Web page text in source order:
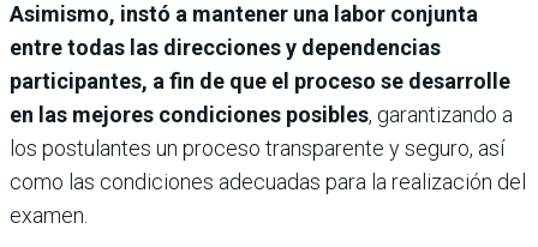
Asimismo, instó a mantener una labor conjunta
entre todas las direcciones y dependencias
participantes, a fin de que el proceso se desarrolle
en las mejores condiciones posibles, garantizando a
los postulantes un proceso transparente y seguro, así
como las condiciones adecuadas para la realización del
examen.